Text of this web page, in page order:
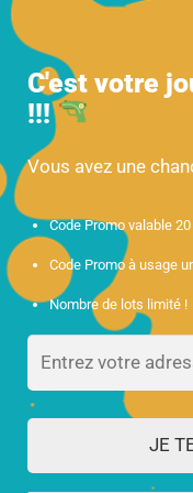
Profitez de 10% des
Accueil / Canon à Gel
C'est votre
!!!
Vous avez une
Code Promo valable
Code Promo à usage
Nombre de lots limité !
JE